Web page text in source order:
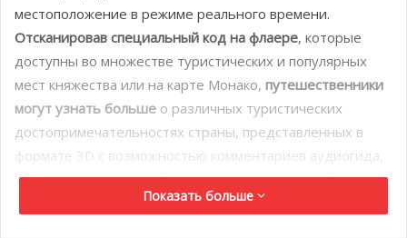
местоположение в режиме реального времени.
Отсканировав специальный код на флаере, которые
доступны во множестве туристических и популярных
мест княжества или на карте Монако, путешественники
могут узнать больше о различных туристических
достопримечательностях страны, представленных в
формате 3D с возможностью комментариев аудиогида,
фотографий и видео. Это сделает любой визит более
динамичным и интерактивным.
Показать больше